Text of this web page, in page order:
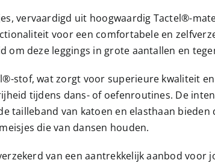
vervaardigd uit hoogwaardig Tactel®-
voor een comfortabele en
om deze leggings in grote aantallen en
stof, wat zorgt voor superieure kwaliteit
tijdens dans- of oefenroutines. De
tailleband van katoen en elasthaan
die van dansen houden.
van een aantrekkelijk aanbod